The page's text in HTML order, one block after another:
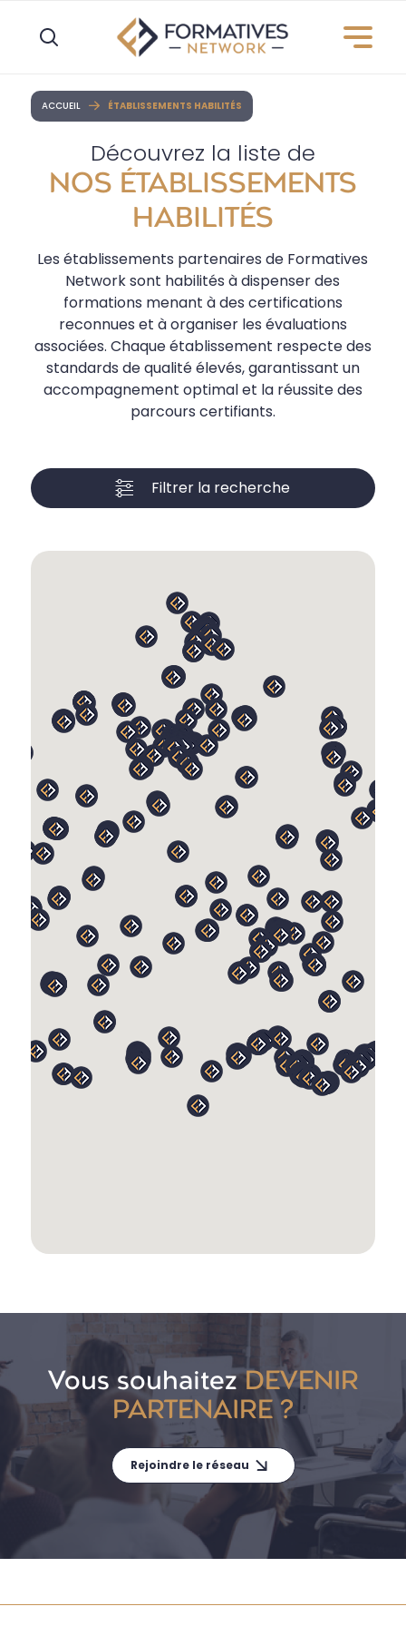
ACCUEIL ÉTABLISSEMENTS HABILITÉS
Découvrez la liste de
NOS ÉTABLISSEMENTS
HABILITÉS
Les établissements partenaires de Formatives
Network sont habilités à dispenser des
formations menant à des certifications
reconnues et à organiser les évaluations
associées. Chaque établissement respecte des
standards de qualité élevés, garantissant un
accompagnement optimal et la réussite des
parcours certifiants.
Filtrer la recherche
Vous souhaitez DEVENIR
PARTENAIRE ?
Rejoindre le réseau